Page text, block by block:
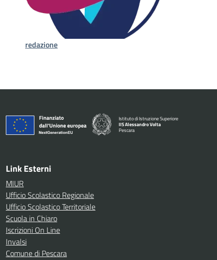
redazione
Istituto di Istruzione Superiore
IIS Alessandro Volta
Pescara
Link Esterni
MIUR
Ufficio Scolastico Regionale
Ufficio Scolastico Territoriale
Scuola in Chiaro
Iscrizioni On Line
Invalsi
Comune di Pescara